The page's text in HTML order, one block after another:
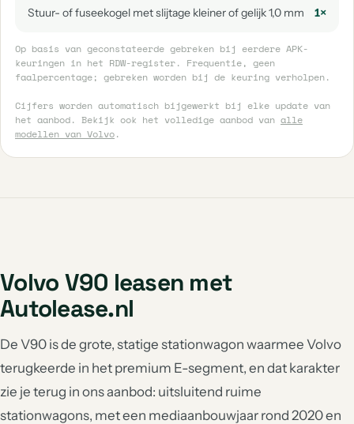
Stuur- of fuseekogel met slijtage kleiner of gelijk 1,0 mm
1×
Op basis van geconstateerde gebreken bij eerdere APK-
keuringen in het RDW-register. Frequentie, geen
faalpercentage; gebreken worden bij de keuring verholpen.
Cijfers worden automatisch bijgewerkt bij elke update van
het aanbod. Bekijk ook het volledige aanbod van alle
modellen van Volvo.
Volvo V90 leasen met
Autolease.nl
De V90 is de grote, statige stationwagon waarmee Volvo
terugkeerde in het premium E-segment, en dat karakter
zie je terug in ons aanbod: uitsluitend ruime
stationwagons, met een mediaanbouwjaar rond 2020 en